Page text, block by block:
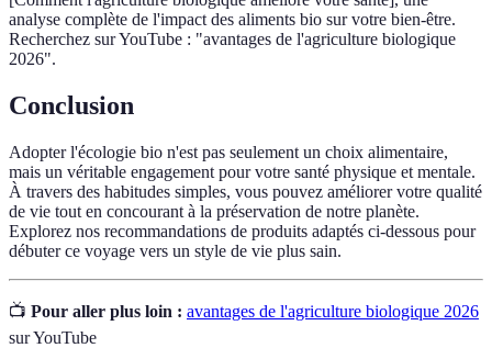
analyse complète de l'impact des aliments bio sur votre bien-être.
Recherchez sur YouTube : "avantages de l'agriculture biologique
2026".
Conclusion
Adopter l'écologie bio n'est pas seulement un choix alimentaire,
mais un véritable engagement pour votre santé physique et mentale.
À travers des habitudes simples, vous pouvez améliorer votre qualité
de vie tout en concourant à la préservation de notre planète.
Explorez nos recommandations de produits adaptés ci-dessous pour
débuter ce voyage vers un style de vie plus sain.
📺 Pour aller plus loin : avantages de l'agriculture biologique 2026
sur YouTube